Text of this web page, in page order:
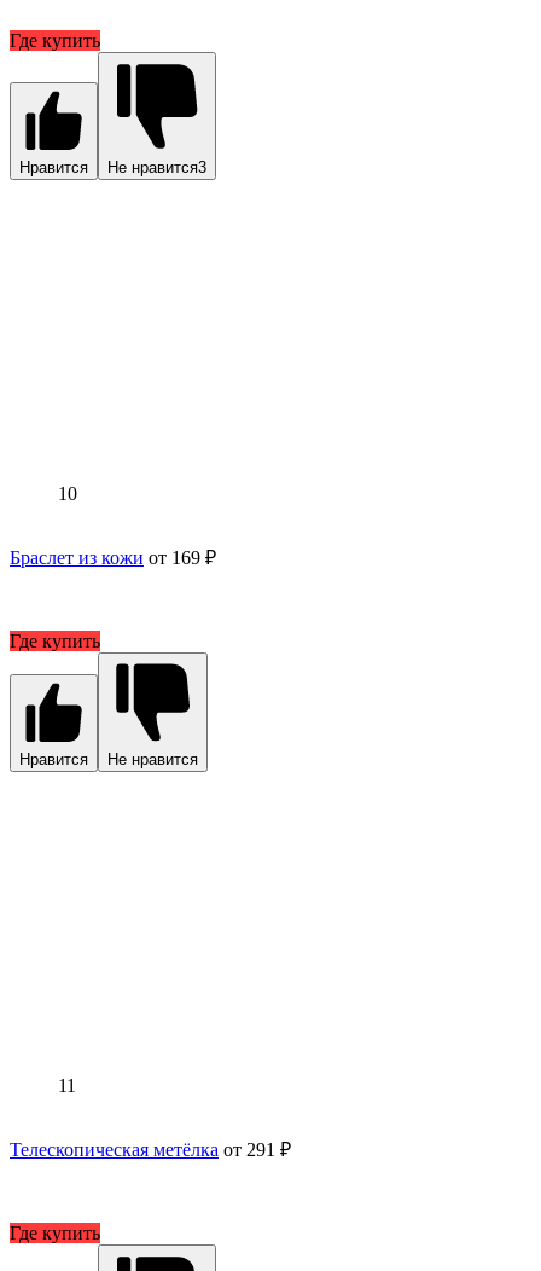
Где купить
Нравится Не нравится3
10
Браслет из кожи от 169 ₽
Где купить
Нравится Не нравится
11
Телескопическая метёлка от 291 ₽
Где купить